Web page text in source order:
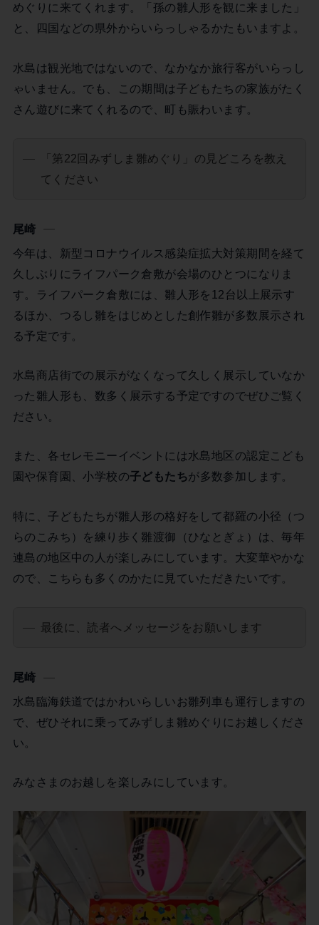
めぐりに来てくれます。「孫の雛人形を観に来ました」
と、四国などの県外からいらっしゃるかたもいますよ。
水島は観光地ではないので、なかなか旅行客がいらっし
ゃいません。でも、この期間は子どもたちの家族がたく
さん遊びに来てくれるので、町も賑わいます。
「第22回みずしま雛めぐり」の見どころを教え
てください
尾崎
今年は、新型コロナウイルス感染症拡大対策期間を経て
久しぶりにライフパーク倉敷が会場のひとつになりま
す。ライフパーク倉敷には、雛人形を12台以上展示す
るほか、つるし雛をはじめとした創作雛が多数展示され
る予定です。
水島商店街での展示がなくなって久しく展示していなか
った雛人形も、数多く展示する予定ですのでぜひご覧く
ださい。
また、各セレモニーイベントには水島地区の認定こども
園や保育園、小学校の子どもたちが多数参加します。
特に、子どもたちが雛人形の格好をして都羅の小径（つ
らのこみち）を練り歩く雛渡御（ひなとぎょ）は、毎年
連島の地区中の人が楽しみにしています。大変華やかな
ので、こちらも多くのかたに見ていただきたいです。
最後に、読者へメッセージをお願いします
尾崎
水島臨海鉄道ではかわいらしいお雛列車も運行しますの
で、ぜひそれに乗ってみずしま雛めぐりにお越しくださ
い。
みなさまのお越しを楽しみにしています。